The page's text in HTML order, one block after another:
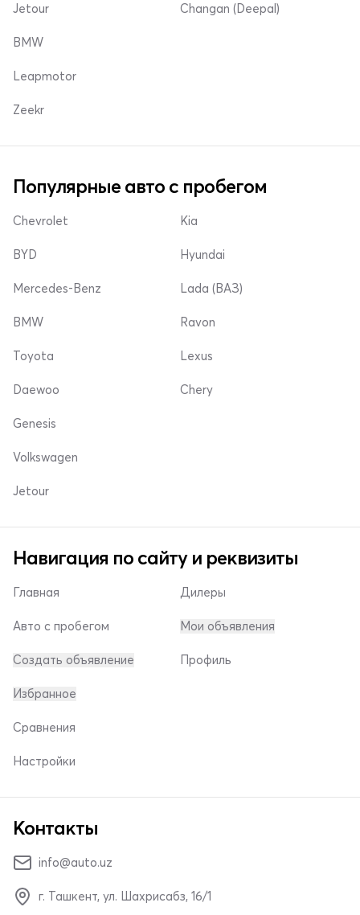
Jetour Changan (Deepal)
BMW
Leapmotor
Zeekr
Популярные авто с пробегом
Chevrolet
BYD
Mercedes-Benz
Kia
Hyundai
Lada (ВАЗ)
BMW
Toyota
Daewoo
Ravon
Lexus
Chery
Genesis
Volkswagen
Jetour
Навигация по сайту и реквизиты
Главная
Авто с пробегом
Создать объявление
Дилеры
Мои объявления
Профиль
Избранное
Сравнения
Настройки
Контакты
info@auto.uz
г. Ташкент, ул. Шахрисабз, 16/1